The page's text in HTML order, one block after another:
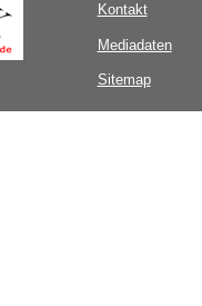
Kontakt
Mediadaten
Sitemap